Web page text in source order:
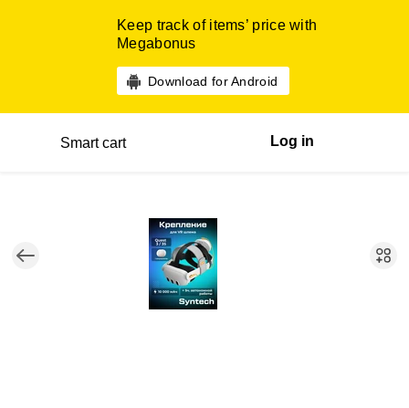
Keep track of items’ price with
Megabonus
Download for Android
Smart cart Log in